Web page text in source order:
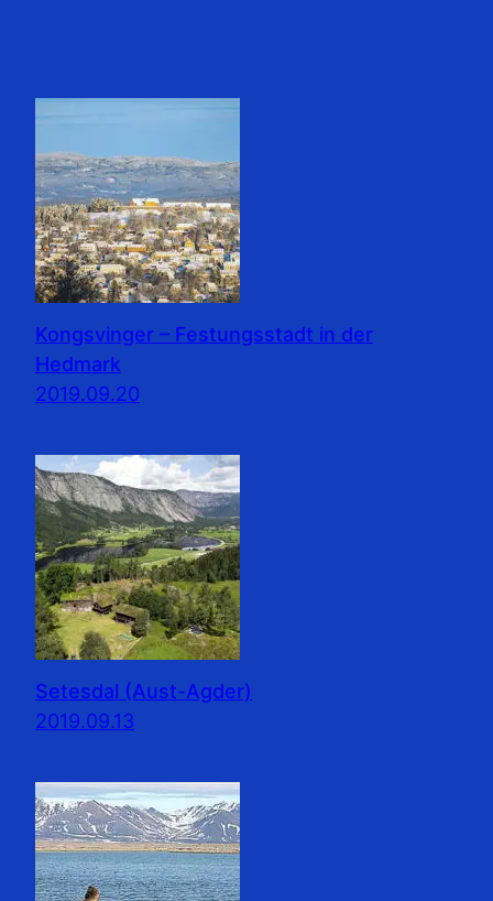
Kongsvinger – Festungsstadt in der
Hedmark
2019.09.20
Setesdal (Aust-Agder)
2019.09.13